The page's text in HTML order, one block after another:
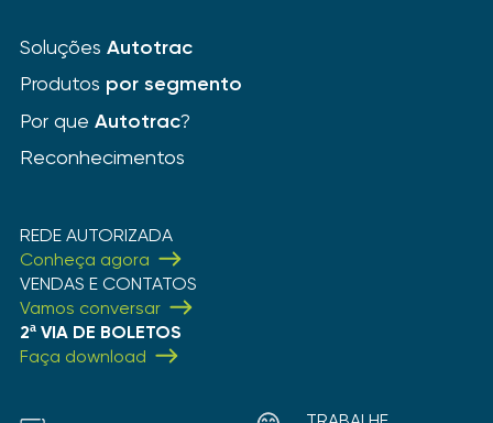
Soluções Autotrac
Produtos por segmento
Por que Autotrac?
Reconhecimentos
REDE AUTORIZADA
Conheça agora
VENDAS E CONTATOS
Vamos conversar
2ª VIA DE BOLETOS
Faça download